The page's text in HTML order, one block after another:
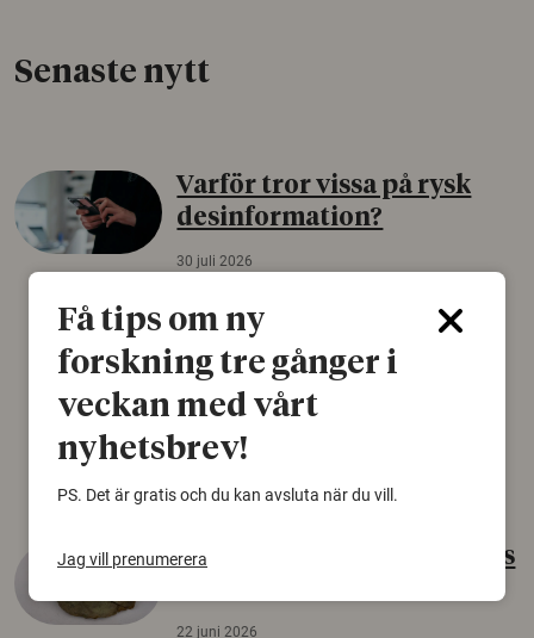
Senaste nytt
Varför tror vissa på rysk
desinformation?
30 juli 2026
konspirationsteorier är ofta mer mottagliga
för rysk desinformation. Det visar en studie
från Försvarshögskolan med deltagare i fyra
europeiska länder.
Säkerhetspolitik
Gammalt skinn var Sveriges
22 juni 2026
Få tips om ny
forskning tre gånger i
veckan med vårt
nyhetsbrev!
PS. Det är gratis och du kan avsluta när du vill.
Jag vill prenumerera